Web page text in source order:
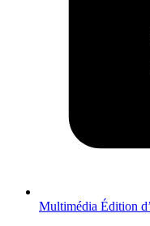
Multimédia Édition